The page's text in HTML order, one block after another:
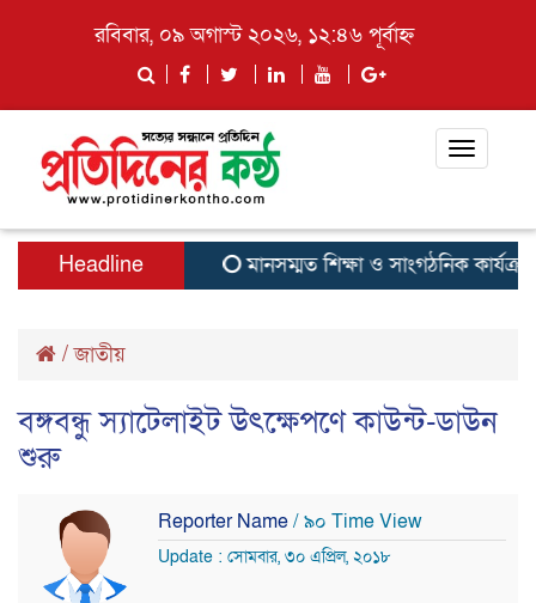
রবিবার, ০৯ অগাস্ট ২০২৬, ১২:৪৬ পূর্বাহ্ন
Toggle
Headline মানসম্মত শিক্ষা ও সাংগঠনিক কার্যক্রম
/জাতীয়
বঙ্গবন্ধু স্যাটেলাইট উৎক্ষেপণে কাউন্ট-ডাউন
শুরু
Reporter Name/ ৯০ Time View
Update : সোমবার, ৩০ এপ্রিল, ২০১৮